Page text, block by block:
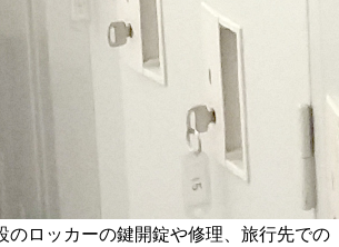
のロッカーの鍵開錠や修理、旅行先での